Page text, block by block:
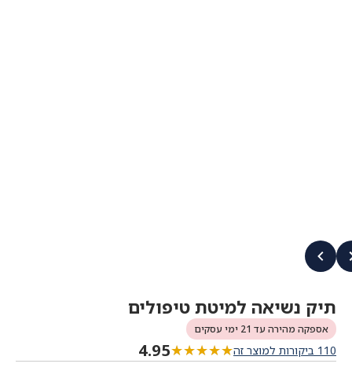
תיק נשיאה למיטת טיפולים
אספקה מהירה עד 21 ימי עסקים
110 ביקורות למוצר זה ★★★★★
★★★★★
4.95